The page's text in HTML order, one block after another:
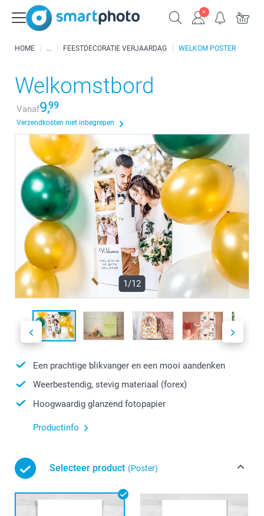
HOME FEESTDECORATIE VERJAARDAG WELKOM POSTER
Welkomstbord
Vanaf9,99
Verzendkosten niet inbegrepen
1/12
Een prachtige blikvanger en een mooi aandenken
Weerbestendig, stevig materiaal (forex)
Hoogwaardig glanzend fotopapier
Productinfo
Selecteer product (Poster)